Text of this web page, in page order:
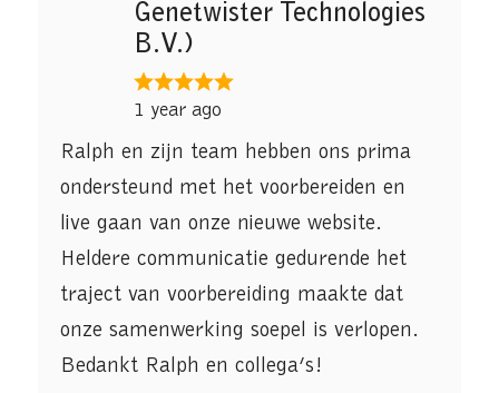
Genetwister Technologies
B.V.)
1 year ago
Ralph en zijn team hebben ons prima
ondersteund met het voorbereiden en
live gaan van onze nieuwe website.
Heldere communicatie gedurende het
traject van voorbereiding maakte dat
onze samenwerking soepel is verlopen.
Bedankt Ralph en collega’s!